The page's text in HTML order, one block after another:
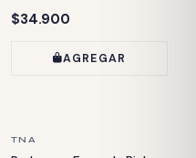
Precio:
$34.900
AGREGAR
ÚLTIMA PIEZA
TNA